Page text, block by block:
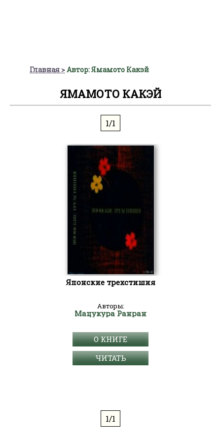
Главная Автор: Ямамото Какэй
ЯМАМОТО КАКЭЙ
1/1
Японские трехстишия
Авторы:
Мацукура Ранран
О КНИГЕ
ЧИТАТЬ
1/1